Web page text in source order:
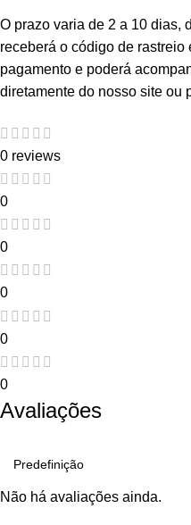
O prazo varia de 2 a 10 dias,
receberá o código de
pagamento e poderá
diretamente do nosso site ou
0 reviews
0
0
0
0
0
Avaliações
Não há avaliações ainda.